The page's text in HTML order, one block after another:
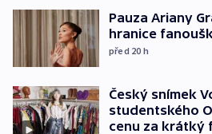
Pauza Ariany
hranice
před 20 h
Český snímek
studentského
cenu za krátký